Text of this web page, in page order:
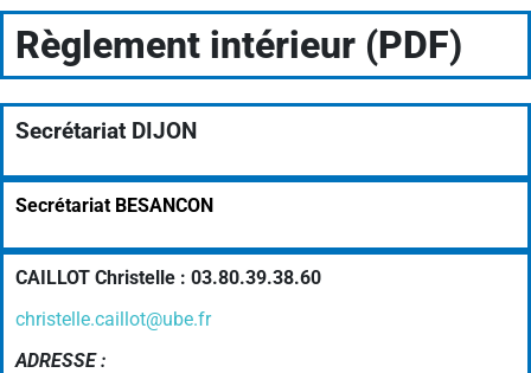
Règlement intérieur (PDF)
Secrétariat DIJON
Secrétariat BESANCON
CAILLOT Christelle : 03.80.39.38.60
christelle.caillot@ube.fr
ADRESSE :